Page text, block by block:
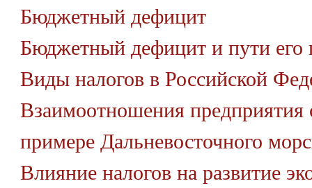
Бюджетный дефицит
Бюджетный дефицит и пути его
Виды налогов в Российской
Взаимоотношения
примере Дальневосточного
Влияние налогов на развитие